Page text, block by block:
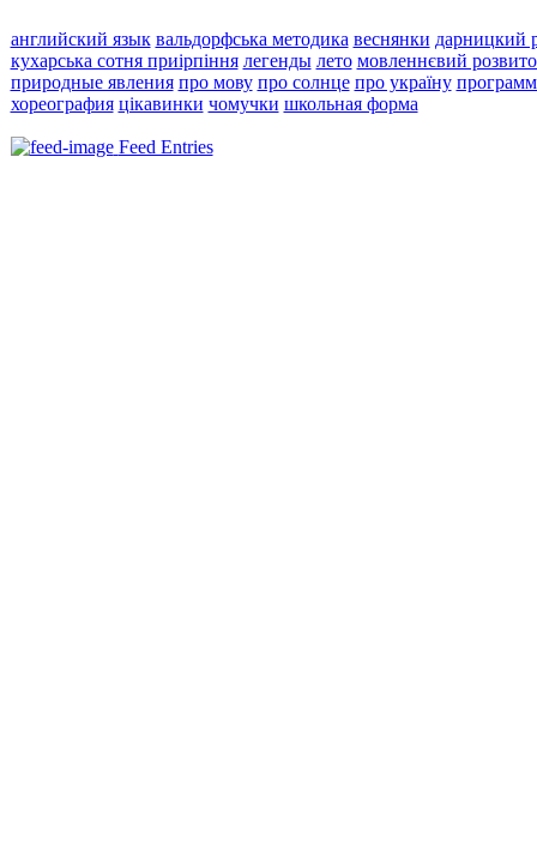
английский язык вальдорфська методика веснянки дарницкий
кухарська сотня приірпіння легенды лето мовленнєвий
природные явления про мову про солнце про україну
хореография цікавинки чомучки школьная форма
Feed Entries